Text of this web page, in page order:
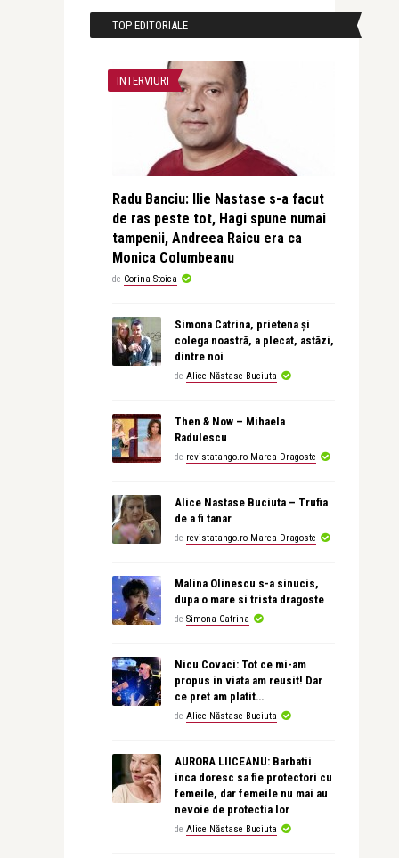
TOP EDITORIALE
INTERVIURI
Radu Banciu: Ilie Nastase s-a facut
de ras peste tot, Hagi spune numai
tampenii, Andreea Raicu era ca
Monica Columbeanu
de Corina Stoica
Simona Catrina, prietena și
colega noastră, a plecat, astăzi,
dintre noi
de Alice Năstase Buciuta
Then & Now – Mihaela
Radulescu
de revistatango.ro Marea Dragoste
Alice Nastase Buciuta – Trufia
de a fi tanar
de revistatango.ro Marea Dragoste
Malina Olinescu s-a sinucis,
dupa o mare si trista dragoste
de Simona Catrina
Nicu Covaci: Tot ce mi-am
propus in viata am reusit! Dar
ce pret am platit…
de Alice Năstase Buciuta
AURORA LIICEANU: Barbatii
inca doresc sa fie protectori cu
femeile, dar femeile nu mai au
nevoie de protectia lor
de Alice Năstase Buciuta